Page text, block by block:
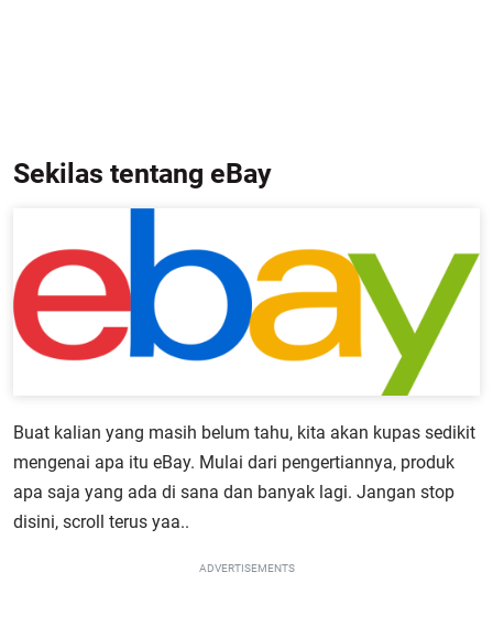
Sekilas tentang eBay
Buat kalian yang masih belum tahu, kita akan kupas sedikit
mengenai apa itu eBay. Mulai dari pengertiannya, produk
apa saja yang ada di sana dan banyak lagi. Jangan stop
disini, scroll terus yaa..
ADVERTISEMENTS